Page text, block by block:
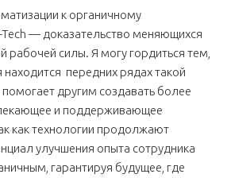
к органичному
— доказательство меняющихся
рабочей силы. Я могу гордиться тем,
передних рядах такой
другим создавать более
и поддерживающее
как технологии продолжают
улучшения опыта сотрудника
гарантируя будущее, где